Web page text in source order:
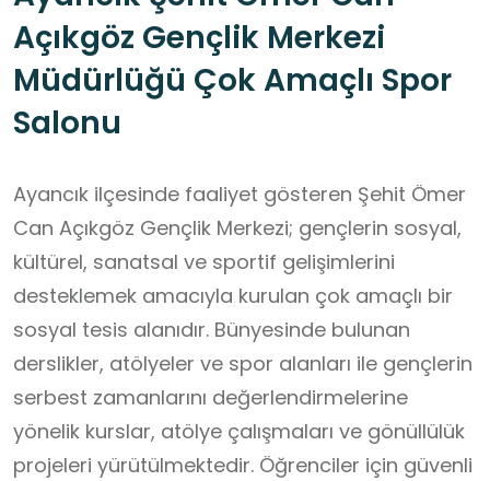
Açıkgöz Gençlik Merkezi
Müdürlüğü Çok Amaçlı Spor
Salonu
Ayancık ilçesinde faaliyet gösteren Şehit Ömer
Can Açıkgöz Gençlik Merkezi; gençlerin sosyal,
kültürel, sanatsal ve sportif gelişimlerini
desteklemek amacıyla kurulan çok amaçlı bir
sosyal tesis alanıdır. Bünyesinde bulunan
derslikler, atölyeler ve spor alanları ile gençlerin
serbest zamanlarını değerlendirmelerine
yönelik kurslar, atölye çalışmaları ve gönüllülük
projeleri yürütülmektedir. Öğrenciler için güvenli